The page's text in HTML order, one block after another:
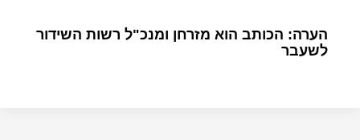
הערה: הכותב הוא מזרחן ומנכ"ל רשות השידור
לשעבר